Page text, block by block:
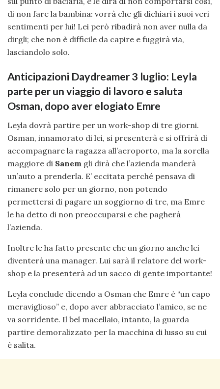
di non fare la bambina: vorrà che gli dichiari i suoi veri
sentimenti per lui! Lei però ribadirà non aver nulla da
dirgli; che non è difficile da capire e fuggirà via,
lasciandolo solo.
Anticipazioni Daydreamer 3 luglio: Leyla
parte per un viaggio di lavoro e saluta
Osman, dopo aver elogiato Emre
Leyla dovrà partire per un work-shop di tre giorni.
Osman, innamorato di lei, si presenterà e si offrirà di
accompagnare la ragazza all’aeroporto, ma la sorella
maggiore di Sanem gli dirà che l’azienda manderà
un’auto a prenderla. E’ eccitata perché pensava di
rimanere solo per un giorno, non potendo
permettersi di pagare un soggiorno di tre, ma Emre
le ha detto di non preoccuparsi e che pagherà
l’azienda.
Inoltre le ha fatto presente che un giorno anche lei
diventerà una manager. Lui sarà il relatore del work-
shop e la presenterà ad un sacco di gente importante!
Leyla conclude dicendo a Osman che Emre è “un capo
meraviglioso” e, dopo aver abbracciato l’amico, se ne
va sorridente. Il bel macellaio, intanto, la guarda
partire demoralizzato per la macchina di lusso su cui
è salita.